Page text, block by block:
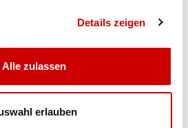
Details zeigen
Alle zulassen
erlauben